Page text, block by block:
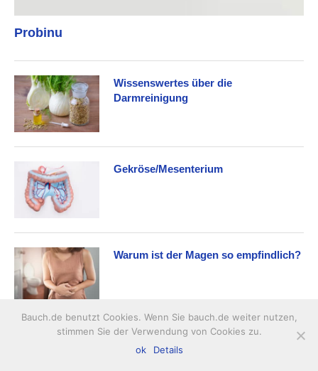
Probinu
Wissenswertes über die
Darmreinigung
Gekröse/Mesenterium
Warum ist der Magen so empfindlich?
Wissenswertes über Probiotika
Bauch.de benutzt Cookies. Wenn Sie bauch.de weiter nutzen,
stimmen Sie der Verwendung von Cookies zu.
ok
Details